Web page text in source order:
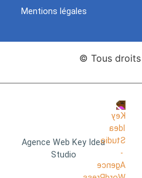
Mentions légales
© Tous droits
Agence Web Key Idea
Studio